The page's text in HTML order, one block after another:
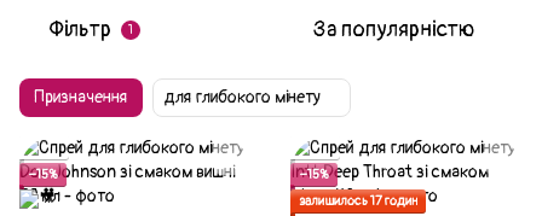
Фільтр 1 За популярністю
Призначення для глибокого мінету
Акція
−15%
Акція
−15%
залишилось 17 годин